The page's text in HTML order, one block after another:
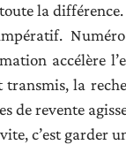
la
accélère
la
de revente
c’est garder